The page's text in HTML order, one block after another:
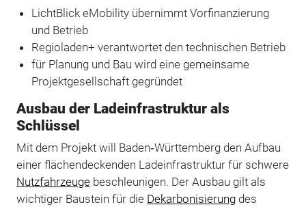
LichtBlick eMobility übernimmt Vorfinanzierung
und Betrieb
Regioladen+ verantwortet den technischen Betrieb
für Planung und Bau wird eine gemeinsame
Projektgesellschaft gegründet
Ausbau der Ladeinfrastruktur als
Schlüssel
Mit dem Projekt will Baden‑Württemberg den Aufbau
einer flächendeckenden Ladeinfrastruktur für schwere
Nutzfahrzeugebeschleunigen. Der Ausbau gilt als
wichtiger Baustein für die Dekarbonisierungdes